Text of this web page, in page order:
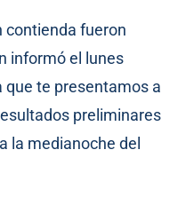
contienda fueron
informó el lunes
que te presentamos a
preliminares
la medianoche del